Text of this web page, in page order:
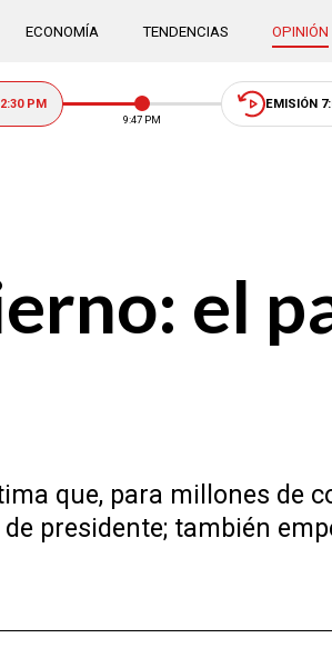
ECONOMÍA TENDENCIAS OPINIÓN
PM
9:47 PM
EMISIÓN
el
que, para millones de
presidente; también